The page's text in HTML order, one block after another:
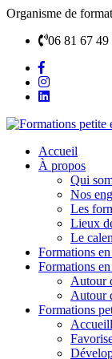
Organisme de
06 81 67 49
Accueil
À propos
Qui
Nos
Les
Lieux
Le
Formations
Formations
Autour
Autour
Formations